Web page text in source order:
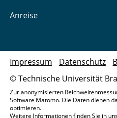
Anreise
© Technische Universität
Impressum Datenschutz
Zur anonymisierten
Software Matomo. Die Daten dienen
optimieren.
Weitere Informationen finden Sie in